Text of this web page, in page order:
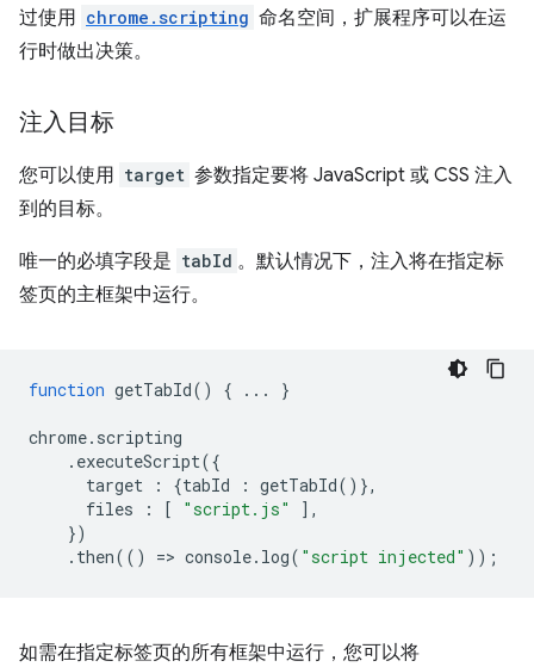
过使用 chrome.scripting 命名空间，扩展程序可以在运
行时做出决策。
注入目标
您可以使用 target 参数指定要将 JavaScript 或 CSS 注入
到的目标。
唯一的必填字段是 tabId 。默认情况下，注入将在指定标
签页的主框架中运行。
function getTabId() { ... }
chrome. scripting
. executeScript({
target
: {tabId : getTabId()},
files
: [ "script.js"
],
})
. then(() => console. log( "script injected" ));
如需在指定标签页的所有框架中运行，您可以将